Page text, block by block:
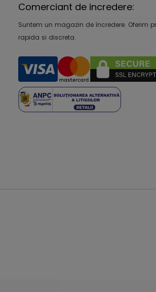
Comerciant de incredere:
Suntem un magazin de încredere. Oferim
rapida si discreta.